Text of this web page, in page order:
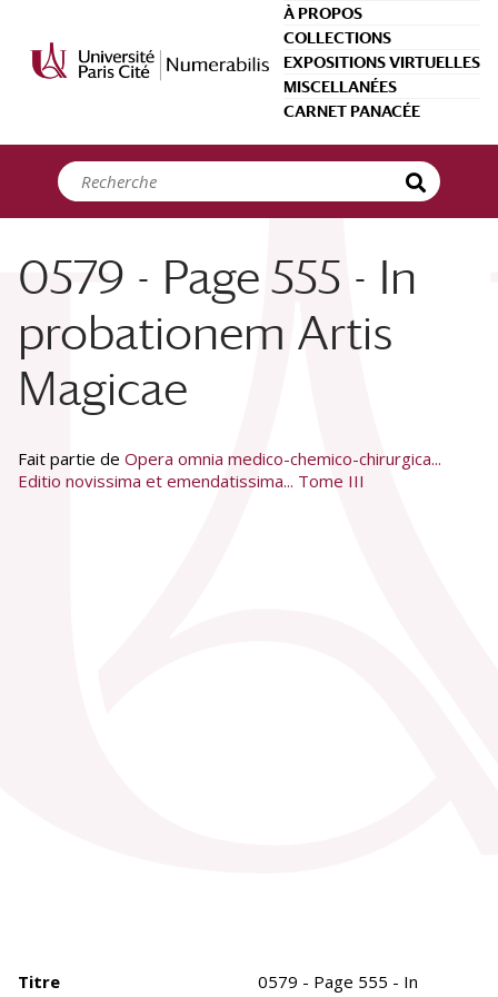
À PROPOS
COLLECTIONS
EXPOSITIONS VIRTUELLES
MISCELLANÉES
CARNET PANACÉE
0579 - Page 555 - In
probationem Artis
Magicae
Fait partie de Opera omnia medico-chemico-chirurgica...
Editio novissima et emendatissima... Tome III
Titre
0579 - Page 555 - In